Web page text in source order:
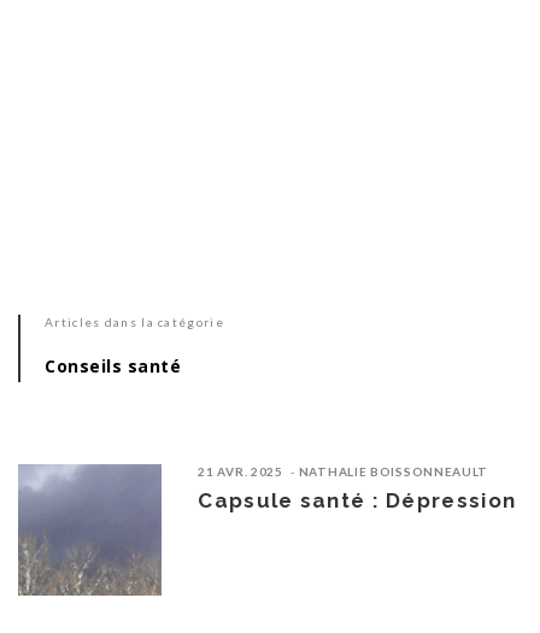
Articles dans la catégorie
Conseils santé
21 AVR. 2025 NATHALIE BOISSONNEAULT
Capsule santé : Dépression